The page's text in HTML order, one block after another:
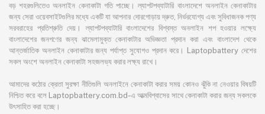
বড় শহরগুলিতেও অনলাইন কেনাকাটা গতি পাচ্ছে। ল্যাপটপব্যাটারি বাংলাদেশে অনলাইন কেনাকাটার
জন্য সেরা ওয়েবসাইটগুলির মধ্যে একটি যা আপনার দোরগোড়ায় দ্রুত, নির্ভরযোগ্য এবং সুবিধাজনক পণ্য
সরবরাহের প্রতিশ্রুতি দেয়। ল্যাপটপব্যাটারি বাংলাদেশের বিশ্বস্ত অনলাইন শপ হওয়ার লক্ষ্যে
বাংলাদেশের জনগণের জন্য ঝামেলামুক্ত কেনাকাটার অভিজ্ঞতা প্রদান করা এবং বাংলাদেশ থেকে
আন্তর্জাতিক অনলাইন কেনাকাটার জন্য পর্যাপ্ত সুযোগও প্রদান করে। Laptopbattery দেশের
সকল অংশে অনলাইন কেনাকাটা সহজলভ্য করার লক্ষ্য রাখে।
আমাদের কঠোর ক্রেতা সুরক্ষা নীতিগুলি অনলাইনে কেনাকাটা করার সময় কোনও ঝুঁকি না নেওয়ার বিষয়টি
নিশ্চিত করে বলে Laptopbattery.com.bd-এ আত্মবিশ্বাসের সাথে কেনাকাটা করার জন্য সকলকে
উৎসাহিত করা হচ্ছে।